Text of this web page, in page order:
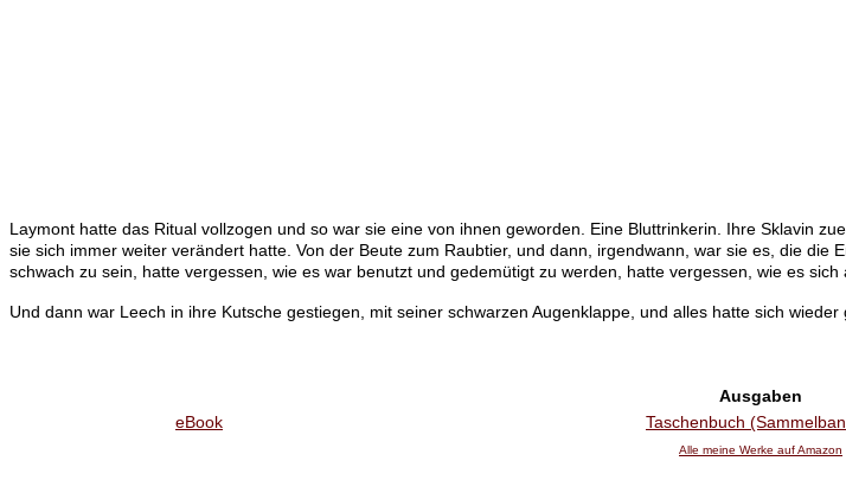
Laymont hatte das Ritual vollzogen und so war sie eine von ihnen geworden. Eine Bluttrinkerin. Ihre Sklavin
sie sich immer weiter verändert hatte. Von der Beute zum Raubtier, und dann, irgendwann, war sie es, die
schwach zu sein, hatte vergessen, wie es war benutzt und gedemütigt zu werden, hatte vergessen, wie es sich
Und dann war Leech in ihre Kutsche gestiegen, mit seiner schwarzen Augenklappe, und alles hatte sich wieder
Ausgaben
eBook
Taschenbuch
Alle meine Werke auf Amazon